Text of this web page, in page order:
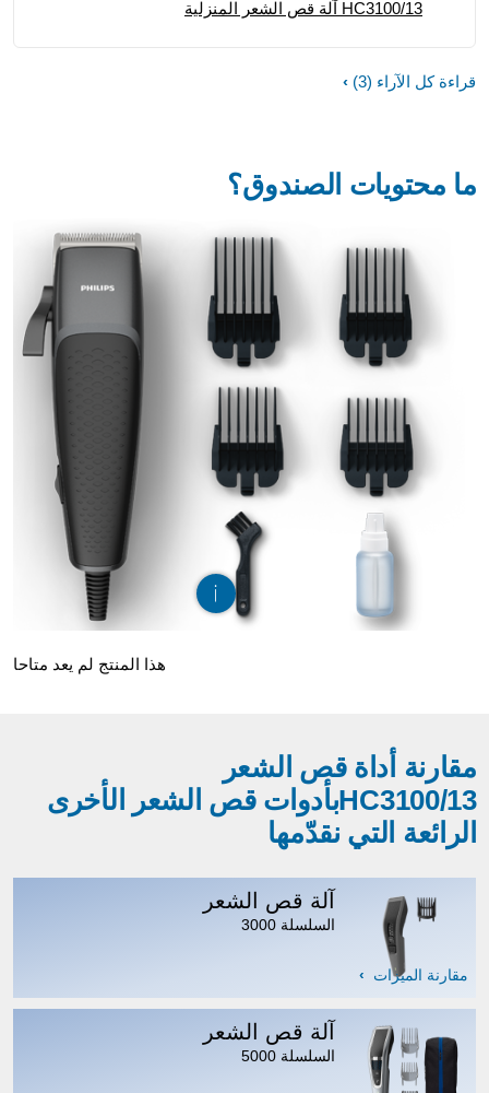
HC3100/13 آلة قص الشعر المنزلية
قراءة كل الآراء(3)
ما محتويات الصندوق؟
هذا المنتج لم يعد متاحا
مقارنة أداة قص الشعر
13/HC3100بأدوات قص الشعر الأخرى
الرائعة التي نقدّمها
آلة قص الشعر
السلسلة 3000
مقارنة الميزات
آلة قص الشعر
السلسلة 5000